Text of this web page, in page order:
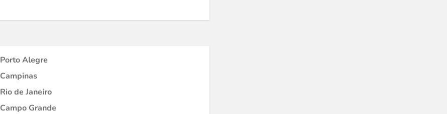
Porto Alegre
Campinas
Rio de Janeiro
Campo Grande